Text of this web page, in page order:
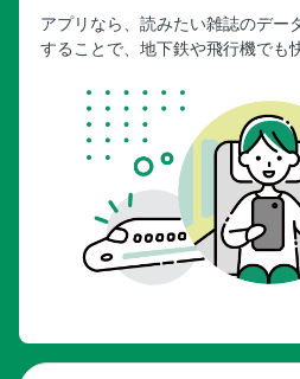
アプリなら、読みたい雑誌のデー
することで、地下鉄や飛行機でも